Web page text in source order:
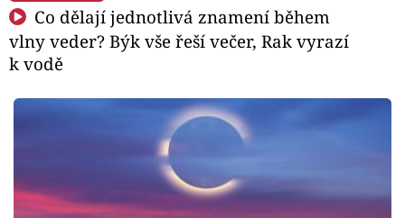
Co dělají jednotlivá znamení během
vlny veder? Býk vše řeší večer, Rak vyrazí
k vodě